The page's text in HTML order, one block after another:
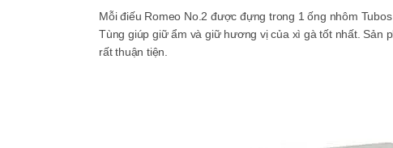
Mỗi điếu Romeo No.2 được đựng trong 1 ống nhôm
Tùng giúp giữ ẩm và giữ hương vị của xì gà tốt nhất. Sản
rất thuận tiện.